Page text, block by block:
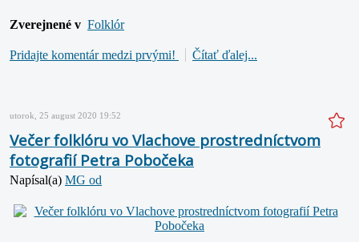
Zverejnené v Folklór
Pridajte komentár medzi prvými! Čítať ďalej...
utorok, 25 august 2020 19:52
Večer folklóru vo Vlachove prostredníctvom
fotografií Petra Pobočeka
Napísal(a) MG od